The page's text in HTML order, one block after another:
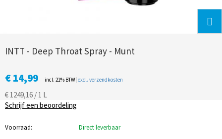
INTT - Deep Throat Spray - Munt
€ 14,99 incl. 21% BTW| excl. verzendkosten
€ 1249,16 / 1 L
Schrijf een beoordeling
Voorraad: Direct leverbaar